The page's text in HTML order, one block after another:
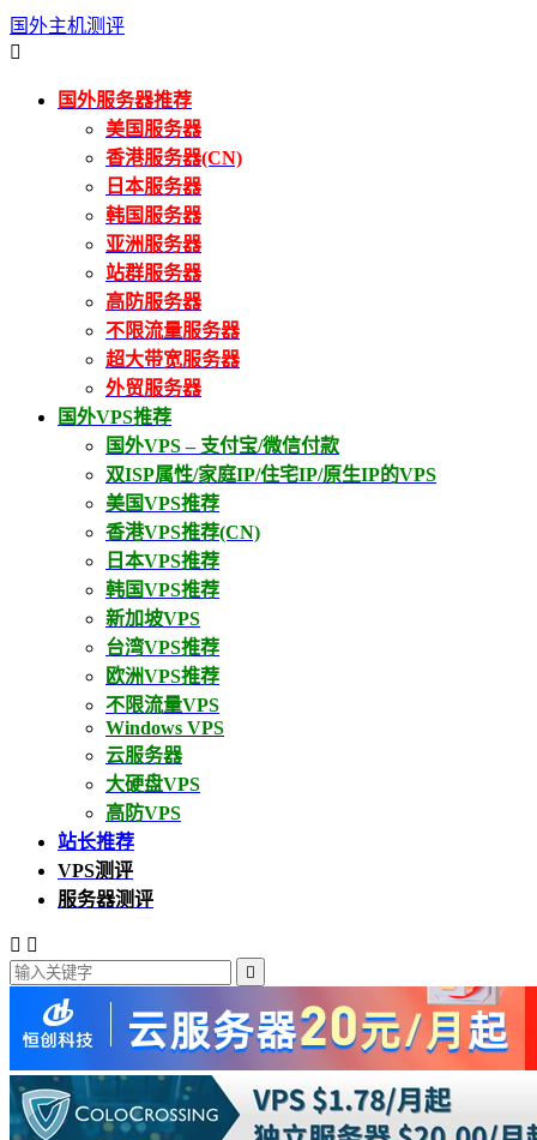
国外主机测评

国外服务器推荐
美国服务器
香港服务器(CN)
日本服务器
韩国服务器
亚洲服务器
站群服务器
高防服务器
不限流量服务器
超大带宽服务器
外贸服务器
国外VPS推荐
国外VPS – 支付宝/微信付款
双ISP属性/家庭IP/住宅IP/原生IP的VPS
美国VPS推荐
香港VPS推荐(CN)
日本VPS推荐
韩国VPS推荐
新加坡VPS
台湾VPS推荐
欧洲VPS推荐
不限流量VPS
Windows VPS
云服务器
大硬盘VPS
高防VPS
站长推荐
VPS测评
服务器测评
 
